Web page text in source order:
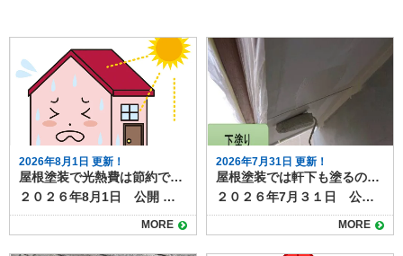
2026年8月1日 更新！
屋根塗装で光熱費は節約できる？遮熱塗料の効果と施工のポイント
２０２６年8月1日 公開 屋根塗装では遮熱塗料は、熱によるダメージを抑える効果があり、塗装工事の選択肢の１つになっています。 そんな遮熱塗料について調べていると、「光熱費の節約につながるのか」と疑問を持つ方も多いのではないでしょうか？ 実は、近年注目されている遮熱塗料を使った屋根塗装は、夏場の冷房費を中心に光熱費を抑える効果が期待できます。今回は、遮熱塗料による光熱費節約の仕組みや効果、導入時の注意点を詳しく解説します。 目次屋根塗装で光熱費できる？遮熱塗料の仕組み遮熱塗料で得られる光熱費削減効果屋根塗装工事で光熱費を節約を最大化するためのポイント断熱材との併用塗料の種類と性能の確認屋根の形状や環境条件屋根塗装なら遮熱塗料がおすすめです 屋根塗装で光熱費できる？遮熱塗料の仕組み 遮熱塗料は、屋根に太陽光が当たったときの熱の吸収を抑える働きがありる塗料です。 従来の塗料に比べて反射率が高く、屋根表面温度を約10〜20℃下げることが可能です。その結果、屋根から室内に伝わる熱が減り、冷房の使用を抑えることができます。特に夏場に冷房費が大きくかかる家庭では、光熱費の削減効果が実感しやすいでしょう。 （▲出典 エスケー化研公式サイト） 遮熱塗料で得られる光熱費削減効果 遮熱塗料を使用すると、室内の温度上昇を抑制できるため、冷房の使用時間や設定温度を抑えることにつながり、毎月の電気代削減が期待できます。 一般的な住宅では年間で数千円から数万円の光熱費削減が期待でき、長期的に見れば塗装費用の一部を回収できるケースもあります。また、室内の温度上昇が抑えられることで、快適な居住空間を維持できる点も大きなメリットです。 屋根塗装工事で光熱費を節約を最大化するためのポイント 遮熱塗料による効果は、次のポイントに注意するとより効果が期待できます。 断熱材との併用 遮熱塗料は太陽光の反射が得意ですが、熱を遮断する力は限定的です。屋根の断熱材と組み合わせることで、夏の冷房費削減だけでなく冬の暖房効率も改善できます。 塗料の種類と性能の確認 遮熱塗料にもグレードや性能差があり、反射率や耐久性によって効果が変わります。メーカーのデータや施工実績を確認して選ぶことが大切です。塗料の性能について長年の実績があるメーカーの品を選ぶことも推奨されます。 屋根の形状や環境条件 屋根の勾配、周囲の建物の影、地域の気候によっても効果は変わります。実際の節約効果を知るには、施工業者にシミュレーションしてもらうのがおすすめです。 屋根塗装なら遮熱塗料がおすすめです 遮熱塗料を用いた屋根塗装は、夏場の冷房費削減に大きく貢献し、長期的に光熱費の節約につながります。また屋根表面への熱ダメージも抑制でき、太陽光による劣化の進行を遅らせる効果も期待できます。 ただし、塗料の性能や施工環境によって効果は異なるため、断熱材との併用や施工実績のある業者選びが重要です。屋根塗装を検討する際には、見た目の美しさだけでなく、光熱費削減という実用的なメリットも意識してみましょう。 塗り達では、遮熱塗料の取り扱いがございます。 ▶塗り達 屋根塗装 遮熱塗料プラン 遮熱塗料での施工をご検討なら、施工実績も豊富な塗り達にぜひご相談ください。
MORE
2026年7月31日 更新！
屋根塗装では軒下も塗るの？軒下の役割と塗装の必要性を解説
２０２６年7月３１日 公開 屋根塗装を検討するとき、「軒下も一緒に塗るべきなのか」と疑問に思う人は少なくありません。 軒下は普段あまり目につかない部分ですが、家の外観や耐久性に影響する大切な場所です。 本記事では軒下の役割や塗装の必要性、放置するとどうなるのかを解説します。 目次軒下の役割と特徴屋根塗装では軒下も一緒に塗るべき？メリットと塗装方法軒下の劣化を放置するデメリット屋根塗装の際には軒下塗装も一緒に検討すると◎ 軒下の役割と特徴 軒下は屋根の先端部分から外壁までの張り出した部分の裏側を指し、「軒天」や「軒天井」とも呼ばれます。 直射日光や雨を遮り、外壁や窓の劣化を防ぐ役割を持っています。さらに、外観デザインの一部として家全体の印象にも関わるため、意外と重要なパーツです。 軒下は屋根や外壁ほど強い雨風にはさらされませんが、湿気や汚れがこもりやすく、塗膜が劣化するとカビやシミが発生することがあります。特に風通しの悪い面では、黒ずみや剥がれが進行しやすく、見た目にも影響します。 また、塗膜の劣化は下地素材の腐食や傷みにもつながります。 屋根塗装では軒下も一緒に塗るべき？メリットと塗装方法 屋根塗装の際に軒下も一緒に塗るメリットは、まず美観の統一です。屋根や外壁だけを塗り替えても、軒下が汚れていると全体が古びた印象になってしまいます。 また、同時に塗ることで足場費用の節約にもなります。別のタイミングで軒下だけ塗る場合、再度足場を組む必要があり、余計なコストがかかります。 屋根と同様に、軒下の塗装方法も素材によって異なります。一般的な合板やケイカル板の場合、防カビ性のある塗料で仕上げると長持ちします。 木製の場合は、塗膜で保護しながら通気性を確保することが重要です。下地が傷んでいる場合は塗装前に補修を行う必要があります。 軒下の劣化を放置するデメリット 軒下を塗らずに放置すると、汚れやカビが目立つだけでなく、塗膜剥離や腐食が進行し、交換工事が必要になることもあります。大掛かりな補修は塗装より高額になるため、予防としての塗装が有効です。 屋根塗装の際には軒下塗装も一緒に検討すると◎ 屋根塗装のタイミングで軒下も塗ることは、美観維持と耐久性向上の両面でおすすめです。特に足場を使う工事では、まとめて施工することで費用対効果も高まります。見えにくい場所だからこそ、定期的な点検と塗装で家全体を長持ちさせましょう。 塗り達では、軒下をはじめとした付帯部の塗装も、屋根塗装や外壁塗装と一緒に施工可能です。お気軽にご相談ください！
MORE